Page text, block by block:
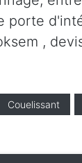
porte
,
Couelissant